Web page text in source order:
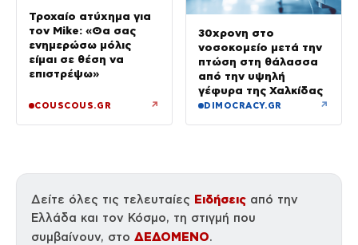
Τροχαίο ατύχημα για
τον Mike: «Θα σας
ενημερώσω μόλις
είμαι σε θέση να
επιστρέψω»
COUSCOUS.GR ↗
30χρονη στο
νοσοκομείο μετά την
πτώση στη θάλασσα
από την υψηλή
γέφυρα της Χαλκίδας
DIMOCRACY.GR ↗
Δείτε όλες τις τελευταίες Ειδήσεις από την
Ελλάδα και τον Κόσμο, τη στιγμή που
συμβαίνουν, στο ΔΕΔΟΜΕΝΟ.